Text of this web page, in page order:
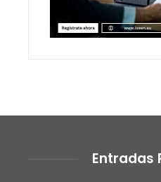
Entradas